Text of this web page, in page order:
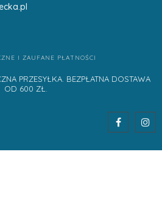
pl
I ZAUFANE PŁATNOŚCI
PRZESYŁKA. BEZPŁATNA DOSTAWA
OD 600 ZŁ.